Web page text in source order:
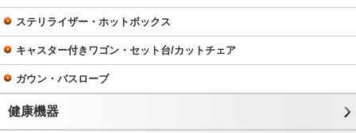
ステリライザー・ホットボックス
キャスター付きワゴン・セット台/カットチェア
ガウン・バスローブ
健康機器